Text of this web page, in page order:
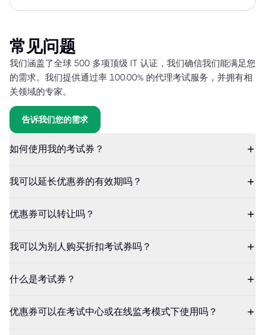
常见问题
我们涵盖了全球 500 多项顶级 IT 认证，我们确信我们能满足您
的需求。我们提供通过率 100.00% 的代理考试服务，并拥有相
关领域的专家。
告诉我们您的需求
如何使用我的考试券？
我可以延长优惠券的有效期吗？
优惠券可以转让吗？
我可以为别人购买折扣考试券吗？
什么是考试券？
优惠券可以在考试中心或在线监考模式下使用吗？